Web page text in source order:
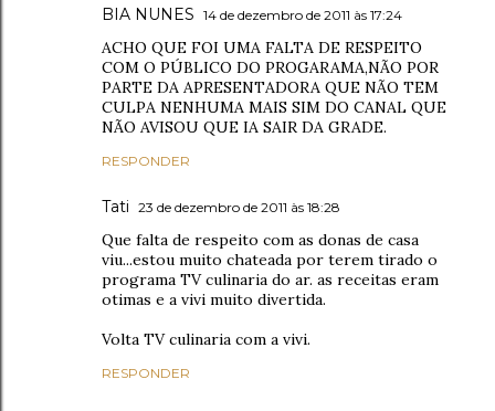
BIA NUNES 14 de dezembro de 2011 às 17:24
ACHO QUE FOI UMA FALTA DE RESPEITO
COM O PÚBLICO DO PROGARAMA,NÃO POR
PARTE DA APRESENTADORA QUE NÃO TEM
CULPA NENHUMA MAIS SIM DO CANAL QUE
NÃO AVISOU QUE IA SAIR DA GRADE.
RESPONDER
Tati 23 de dezembro de 2011 às 18:28
Que falta de respeito com as donas de casa
viu...estou muito chateada por terem tirado o
programa TV culinaria do ar. as receitas eram
otimas e a vivi muito divertida.
Volta TV culinaria com a vivi.
RESPONDER